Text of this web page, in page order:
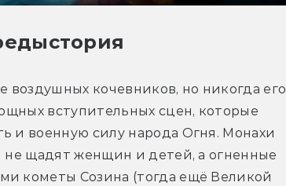
воздушных кочевников, но никогда его
вступительных сцен, которые
и военную силу народа Огня. Монахи
щадят женщин и детей, а огненные
кометы Созина (тогда ещё Великой